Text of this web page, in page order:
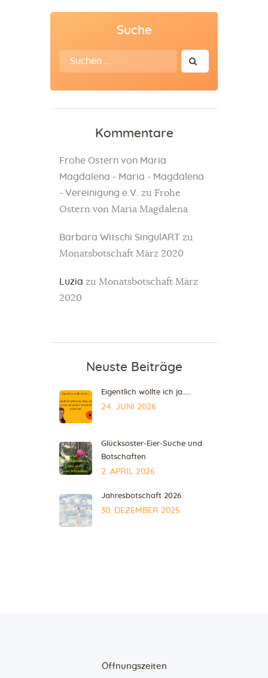
Suche
Kommentare
Frohe Ostern von Maria
Magdalena - Maria - Magdalena
- Vereinigung e.V.
zu Frohe
Ostern von Maria Magdalena
Barbara Witschi SingulART zu
Monatsbotschaft März 2020
Luzia zu Monatsbotschaft März
2020
Neuste Beiträge
Eigentlich wollte ich ja…..
24. JUNI 2026
Glücksoster-Eier-Suche und
Botschaften
2. APRIL 2026
Jahresbotschaft 2026
30. DEZEMBER 2025
Öffnungszeiten